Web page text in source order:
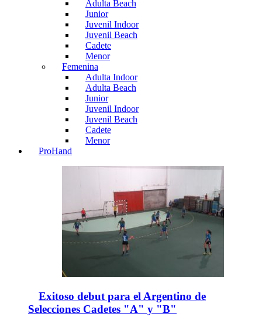
Adulta Beach
Junior
Juvenil Indoor
Juvenil Beach
Cadete
Menor
Femenina
Adulta Indoor
Adulta Beach
Junior
Juvenil Indoor
Juvenil Beach
Cadete
Menor
ProHand
Exitoso debut para el Argentino de
Selecciones Cadetes "A" y "B"